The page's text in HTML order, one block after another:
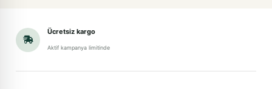
Ücretsiz kargo
Aktif kampanya limitinde